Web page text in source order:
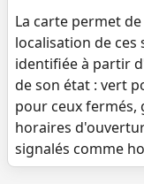
La carte permet
localisation de
identifiée à partir
de son état : vert
pour ceux fermés,
horaires
signalés comme